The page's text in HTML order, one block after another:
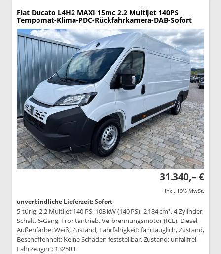
Fiat Ducato L4H2 MAXI 15mc 2.2 MultiJet 140PS
Tempomat-Klima-PDC-Rückfahrkamera-DAB-Sofort
31.340,– €
incl. 19% MwSt.
unverbindliche Lieferzeit: Sofort
5-türig, 2.2 Multijet 140 PS, 103 kW (140 PS), 2.184 cm³, 4 Zylinder,
Schalt. 6-Gang, Frontantrieb, Verbrennungsmotor (ICE), Diesel,
Außenfarbe: Weiß, Zustand, Fahrfähigkeit: fahrtauglich, Zustand,
Beschaffenheit: Keine Schäden feststellbar, Zustand: unfallfrei,
Fahrzeugnr.: 132583